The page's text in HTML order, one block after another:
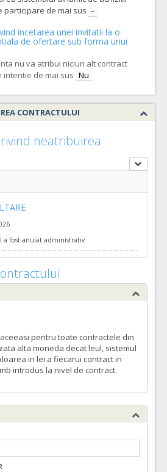
participare de mai sus -
incetarea unei invitatii la o
de ofertare sub forma unui
nu va atribui niciun alt contract
de mai sus Nu
CONTRACTULUI
neatribuirea
a fost anulat administrativ
pentru toate contractele din
alta moneda decat leul, sistemul
in lei a fiecarui contract in
introdus la nivel de contract.